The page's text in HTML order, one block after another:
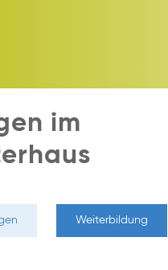
im
Weiterbildung